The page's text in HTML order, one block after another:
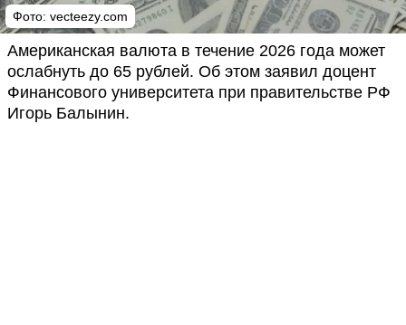
Фото: vecteezy.com
Американская валюта в течение 2026 года может
ослабнуть до 65 рублей. Об этом заявил доцент
Финансового университета при правительстве РФ
Игорь Балынин.